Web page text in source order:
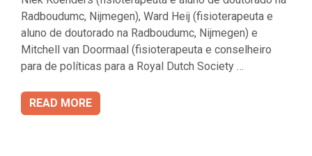
Radboudumc, Nijmegen), Ward Heij (fisioterapeuta e
aluno de doutorado na Radboudumc, Nijmegen) e
Mitchell van Doormaal (fisioterapeuta e conselheiro
para de políticas para a Royal Dutch Society …
READ MORE